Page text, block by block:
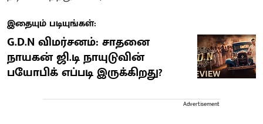
இதையும் படியுங்கள்:
G.D.N விமர்சனம்: சாதனை
நாயகன் ஜி.டி நாயுடுவின்
பயோபிக் எப்படி இருக்கிறது?
Advertisement